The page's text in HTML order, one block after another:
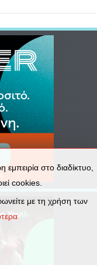
στο διαδίκτυο,
cookies.
με τη χρήση των